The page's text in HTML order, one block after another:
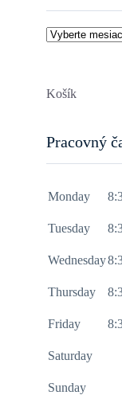
Články
Košík
Pracovný
Monday
Tuesday
Wednesday
Thursday
Friday
Saturday
Sunday